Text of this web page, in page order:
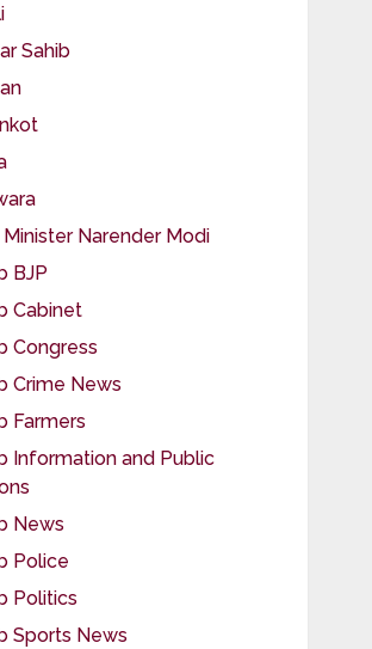
Sahib
Minister Narender Modi
BJP
Cabinet
Congress
Crime News
Farmers
Information and Public
News
Police
Politics
Sports News